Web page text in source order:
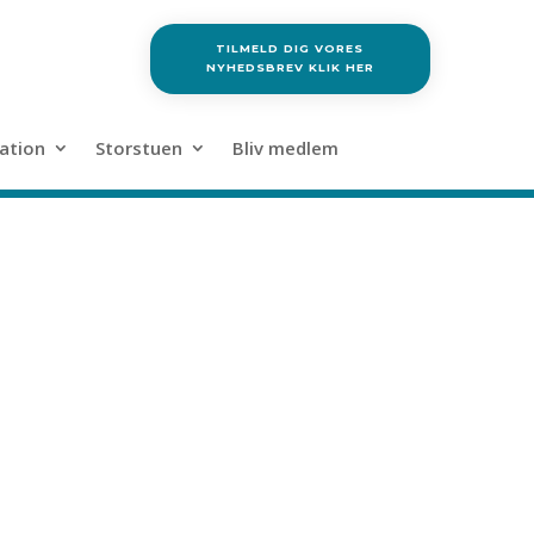
TILMELD DIG VORES
NYHEDSBREV KLIK HER
Storstuen Bliv medlem